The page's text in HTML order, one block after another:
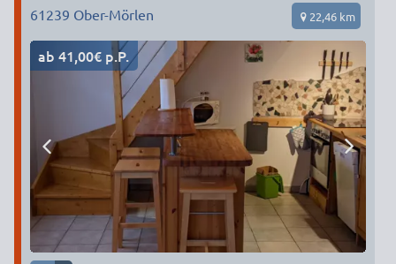
61239 Ober-Mörlen 22,46 km
ab 41,00€ p.P.